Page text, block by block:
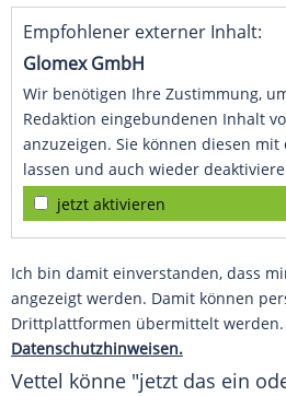
Empfohlener externer Inhalt:
Glomex GmbH
Wir benötigen Ihre Zustimmung,
Redaktion eingebundenen Inhalt
anzuzeigen. Sie können diesen mit
lassen und auch wieder
jetzt aktivieren
Ich bin damit einverstanden, dass
angezeigt werden. Damit können
Drittplattformen übermittelt werden.
Datenschutzhinweisen.
Vettel könne "jetzt das ein